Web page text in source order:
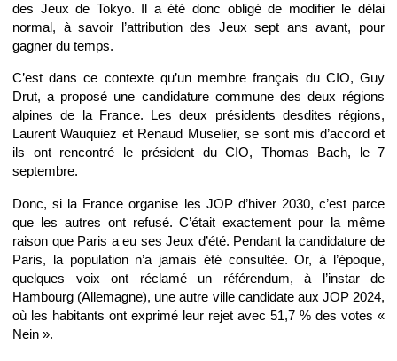
des Jeux de Tokyo. Il a été donc obligé de modifier le délai
normal, à savoir l’attribution des Jeux sept ans avant, pour
gagner du temps.
C’est dans ce contexte qu’un membre français du CIO, Guy
Drut, a proposé une candidature commune des deux régions
alpines de la France. Les deux présidents desdites régions,
Laurent Wauquiez et Renaud Muselier, se sont mis d’accord et
ils ont rencontré le président du CIO, Thomas Bach, le 7
septembre.
Donc, si la France organise les JOP d’hiver 2030, c’est parce
que les autres ont refusé. C’était exactement pour la même
raison que Paris a eu ses Jeux d’été. Pendant la candidature de
Paris, la population n’a jamais été consultée. Or, à l’époque,
quelques voix ont réclamé un référendum, à l’instar de
Hambourg (Allemagne), une autre ville candidate aux JOP 2024,
où les habitants ont exprimé leur rejet avec 51,7 % des votes «
Nein ».